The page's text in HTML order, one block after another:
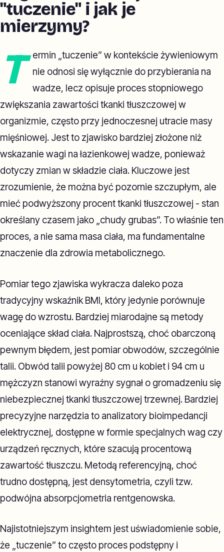
"tuczenie" i jak je
mierzymy?
T
ermin „tuczenie” w kontekście żywieniowym
nie odnosi się wyłącznie do przybierania na
wadze, lecz opisuje proces stopniowego
zwiększania zawartości tkanki tłuszczowej w
organizmie, często przy jednoczesnej utracie masy
mięśniowej. Jest to zjawisko bardziej złożone niż
wskazanie wagi na łazienkowej wadze, ponieważ
dotyczy zmian w składzie ciała. Kluczowe jest
zrozumienie, że można być pozornie szczupłym, ale
mieć podwyższony procent tkanki tłuszczowej - stan
określany czasem jako „chudy grubas”. To właśnie ten
proces, a nie sama masa ciała, ma fundamentalne
znaczenie dla zdrowia metabolicznego.
Pomiar tego zjawiska wykracza daleko poza
tradycyjny wskaźnik BMI, który jedynie porównuje
wagę do wzrostu. Bardziej miarodajne są metody
oceniające skład ciała. Najprostszą, choć obarczoną
pewnym błędem, jest pomiar obwodów, szczególnie
talii. Obwód talii powyżej 80 cm u kobiet i 94 cm u
mężczyzn stanowi wyraźny sygnał o gromadzeniu się
niebezpiecznej tkanki tłuszczowej trzewnej. Bardziej
precyzyjne narzędzia to analizatory bioimpedancji
elektrycznej, dostępne w formie specjalnych wag czy
urządzeń ręcznych, które szacują procentową
zawartość tłuszczu. Metodą referencyjną, choć
trudno dostępną, jest densytometria, czyli tzw.
podwójna absorpcjometria rentgenowska.
Najistotniejszym insightem jest uświadomienie sobie,
że „tuczenie” to często proces podstępny i